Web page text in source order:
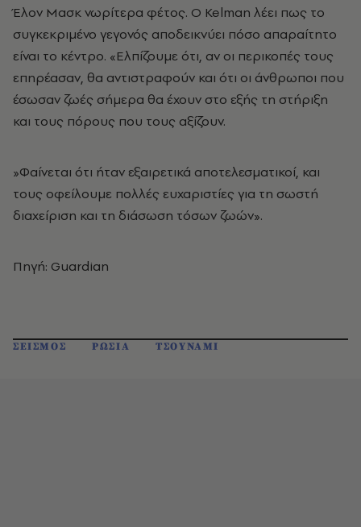
Έλον Μασκ νωρίτερα φέτος. Ο Kelman λέει πως το
συγκεκριμένο γεγονός αποδεικνύει πόσο απαραίτητο
είναι το κέντρο. «Ελπίζουμε ότι, αν οι περικοπές τους
επηρέασαν, θα αντιστραφούν και ότι οι άνθρωποι που
έσωσαν ζωές σήμερα θα έχουν στο εξής τη στήριξη
και τους πόρους που τους αξίζουν.
»Φαίνεται ότι ήταν εξαιρετικά αποτελεσματικοί, και
τους οφείλουμε πολλές ευχαριστίες για τη σωστή
διαχείριση και τη διάσωση τόσων ζωών».
Πηγή: Guardian
ΣΕΙΣΜΟΣ ΡΩΣΙΑ ΤΣΟΥΝΑΜΙ